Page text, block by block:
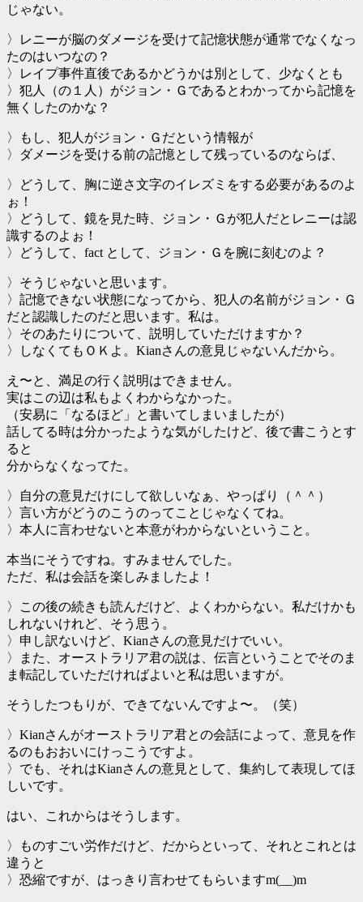
じゃない。
〉レニーが脳のダメージを受けて記憶状態が通常でなくなっ
たのはいつなの？
〉レイプ事件直後であるかどうかは別として、少なくとも
〉犯人（の１人）がジョン・Ｇであるとわかってから記憶を
無くしたのかな？
〉もし、犯人がジョン・Ｇだという情報が
〉ダメージを受ける前の記憶として残っているのならば、
〉どうして、胸に逆さ文字のイレズミをする必要があるのよ
ぉ！
〉どうして、鏡を見た時、ジョン・Ｇが犯人だとレニーは認
識するのよぉ！
〉どうして、fact として、ジョン・Ｇを腕に刻むのよ？
〉そうじゃないと思います。
〉記憶できない状態になってから、犯人の名前がジョン・Ｇ
だと認識したのだと思います。私は。
〉そのあたりについて、説明していただけますか？
〉しなくてもＯＫよ。Kianさんの意見じゃないんだから。
え〜と、満足の行く説明はできません。
実はこの辺は私もよくわからなかった。
（安易に「なるほど」と書いてしまいましたが）
話してる時は分かったような気がしたけど、後で書こうとす
ると
分からなくなってた。
〉自分の意見だけにして欲しいなぁ、やっぱり（＾＾）
〉言い方がどうのこうのってことじゃなくてね。
〉本人に言わせないと本意がわからないということ。
本当にそうですね。すみませんでした。
ただ、私は会話を楽しみましたよ！
〉この後の続きも読んだけど、よくわからない。私だけかも
しれないけれど、そう思う。
〉申し訳ないけど、Kianさんの意見だけでいい。
〉また、オーストラリア君の説は、伝言ということでそのま
ま転記していただければよいと私は思いますが。
そうしたつもりが、できてないんですよ〜。（笑）
〉Kianさんがオーストラリア君との会話によって、意見を作
るのもおおいにけっこうですよ。
〉でも、それはKianさんの意見として、集約して表現してほ
しいです。
はい、これからはそうします。
〉ものすごい労作だけど、だからといって、それとこれとは
違うと
〉恐縮ですが、はっきり言わせてもらいますm(__)m